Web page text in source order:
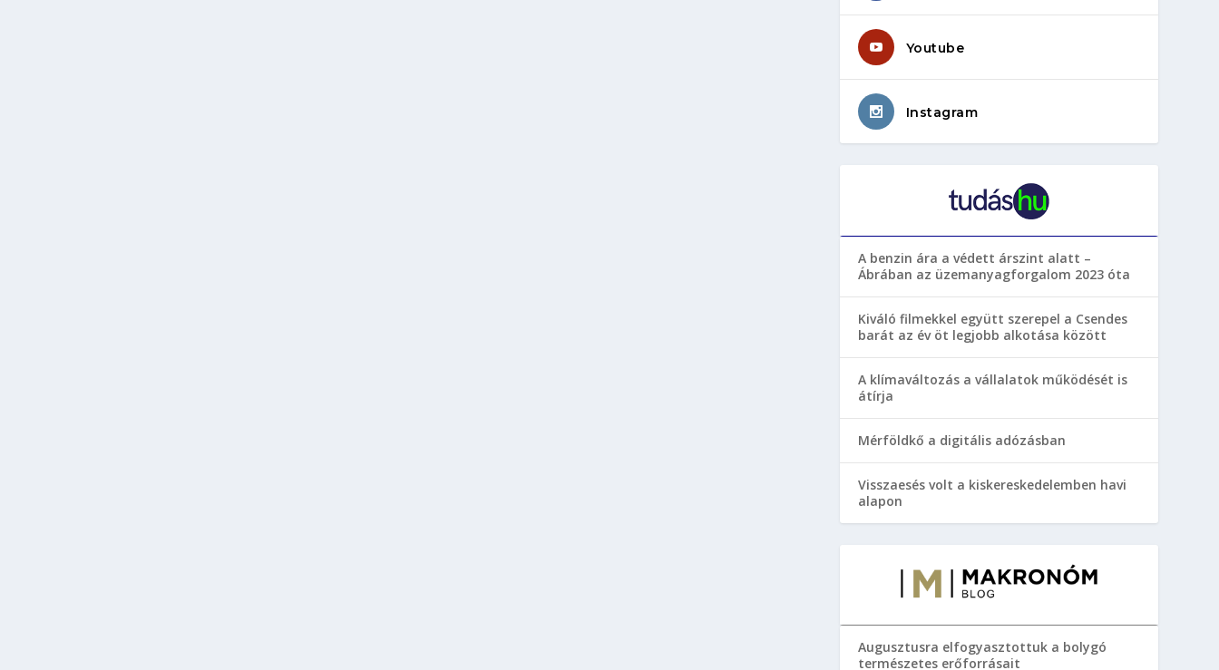
Youtube
Instagram
A benzin ára a védett árszint alatt –
Ábrában az üzemanyagforgalom 2023 óta
Kiváló filmekkel együtt szerepel a Csendes
barát az év öt legjobb alkotása között
A klímaváltozás a vállalatok működését is
átírja
Mérföldkő a digitális adózásban
Visszaesés volt a kiskereskedelemben havi
alapon
Augusztusra elfogyasztottuk a bolygó
természetes erőforrásait